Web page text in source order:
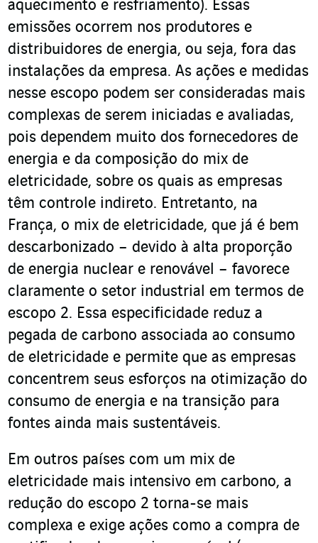
aquecimento e resfriamento). Essas
emissões ocorrem nos produtores e
distribuidores de energia, ou seja, fora das
instalações da empresa. As ações e medidas
nesse escopo podem ser consideradas mais
complexas de serem iniciadas e avaliadas,
pois dependem muito dos fornecedores de
energia e da composição do mix de
eletricidade, sobre os quais as empresas
têm controle indireto. Entretanto, na
França, o mix de eletricidade, que já é bem
descarbonizado – devido à alta proporção
de energia nuclear e renovável – favorece
claramente o setor industrial em termos de
escopo 2. Essa especificidade reduz a
pegada de carbono associada ao consumo
de eletricidade e permite que as empresas
concentrem seus esforços na otimização do
consumo de energia e na transição para
fontes ainda mais sustentáveis.
Em outros países com um mix de
eletricidade mais intensivo em carbono, a
redução do escopo 2 torna-se mais
complexa e exige ações como a compra de